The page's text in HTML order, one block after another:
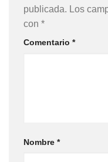
publicada. Los
con *
Comentario *
Nombre *